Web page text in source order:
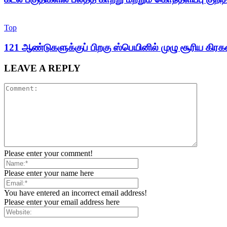
Top
121 ஆண்டுகளுக்குப் பிறகு ஸ்பெயினில் முழு சூரிய
LEAVE A REPLY
Please enter your comment!
Please enter your name here
You have entered an incorrect email address!
Please enter your email address here